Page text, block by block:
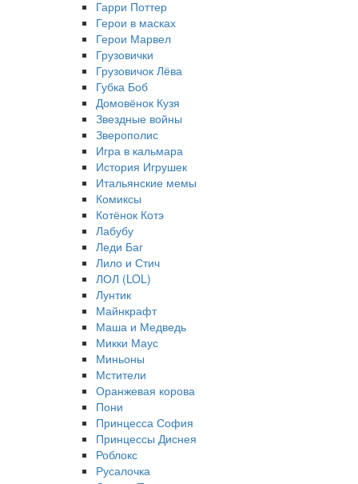
Гарри Поттер
Герои в масках
Герои Марвел
Грузовички
Грузовичок Лёва
Губка Боб
Домовёнок Кузя
Звездные войны
Зверополис
Игра в кальмара
История Игрушек
Итальянские мемы
Комиксы
Котёнок Котэ
Лабубу
Леди Баг
Лило и Стич
ЛОЛ (LOL)
Лунтик
Майнкрафт
Маша и Медведь
Микки Маус
Миньоны
Мстители
Оранжевая корова
Пони
Принцесса София
Принцессы Диснея
Роблокс
Русалочка